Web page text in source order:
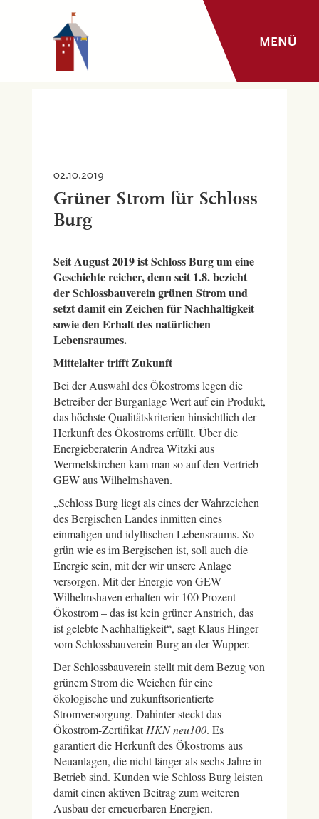
MENÜ
02.10.2019
Grüner Strom für Schloss
Burg
Seit August 2019 ist Schloss Burg um eine
Geschichte reicher, denn seit 1.8. bezieht
der Schlossbauverein grünen Strom und
setzt damit ein Zeichen für Nachhaltigkeit
sowie den Erhalt des natürlichen
Lebensraumes.
Mittelalter trifft Zukunft
Bei der Auswahl des Ökostroms legen die
Betreiber der Burganlage Wert auf ein Produkt,
das höchste Qualitätskriterien hinsichtlich der
Herkunft des Ökostroms erfüllt. Über die
Energieberaterin Andrea Witzki aus
Wermelskirchen kam man so auf den Vertrieb
GEW aus Wilhelmshaven.
„Schloss Burg liegt als eines der Wahrzeichen
des Bergischen Landes inmitten eines
einmaligen und idyllischen Lebensraums. So
grün wie es im Bergischen ist, soll auch die
Energie sein, mit der wir unsere Anlage
versorgen. Mit der Energie von GEW
Wilhelmshaven erhalten wir 100 Prozent
Ökostrom – das ist kein grüner Anstrich, das
ist gelebte Nachhaltigkeit“, sagt Klaus Hinger
vom Schlossbauverein Burg an der Wupper.
Der Schlossbauverein stellt mit dem Bezug von
grünem Strom die Weichen für eine
ökologische und zukunftsorientierte
Stromversorgung. Dahinter steckt das
Ökostrom-ZertifikatHKN neu100. Es
garantiert die Herkunft des Ökostroms aus
Neuanlagen, die nicht länger als sechs Jahre in
Betrieb sind. Kunden wie Schloss Burg leisten
damit einen aktiven Beitrag zum weiteren
Ausbau der erneuerbaren Energien.